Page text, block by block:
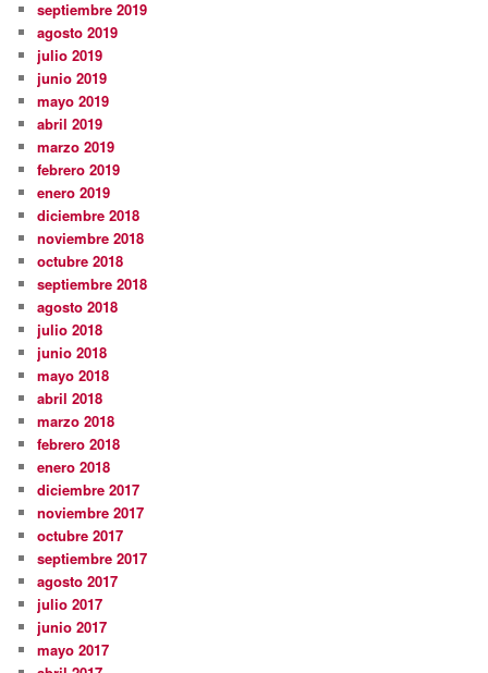
septiembre 2019
agosto 2019
julio 2019
junio 2019
mayo 2019
abril 2019
marzo 2019
febrero 2019
enero 2019
diciembre 2018
noviembre 2018
octubre 2018
septiembre 2018
agosto 2018
julio 2018
junio 2018
mayo 2018
abril 2018
marzo 2018
febrero 2018
enero 2018
diciembre 2017
noviembre 2017
octubre 2017
septiembre 2017
agosto 2017
julio 2017
junio 2017
mayo 2017